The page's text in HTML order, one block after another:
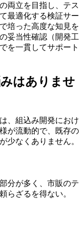
両立を目指し、テス
最適化する検証サー
培った高度な知見を
妥当性確認（開発工
を一貫してサポート
はありませ
、組込み開発におけ
が流動的で、既存の
少なくありません。
分が多く、市販のテ
らざるを得ない。